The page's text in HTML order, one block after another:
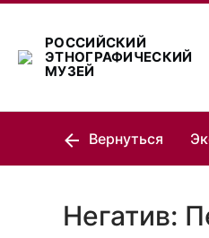
РОССИЙСКИЙ
ЭТНОГРАФИЧЕСКИЙ
МУЗЕЙ
Вернуться
Негатив: